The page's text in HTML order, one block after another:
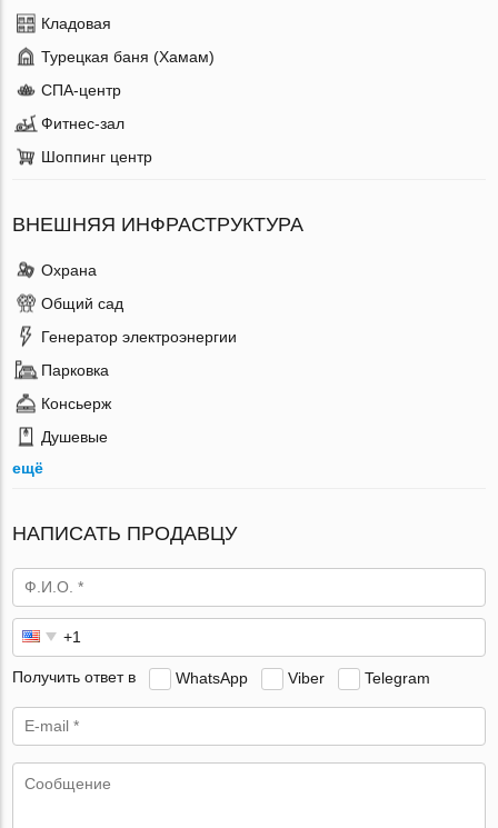
Кладовая
Турецкая баня (Хамам)
СПА-центр
Фитнес-зал
Шоппинг центр
ВНЕШНЯЯ ИНФРАСТРУКТУРА
Охрана
Общий сад
Генератор электроэнергии
Парковка
Консьерж
Душевые
ещё
НАПИСАТЬ ПРОДАВЦУ
Получить ответ в WhatsApp Viber Telegram